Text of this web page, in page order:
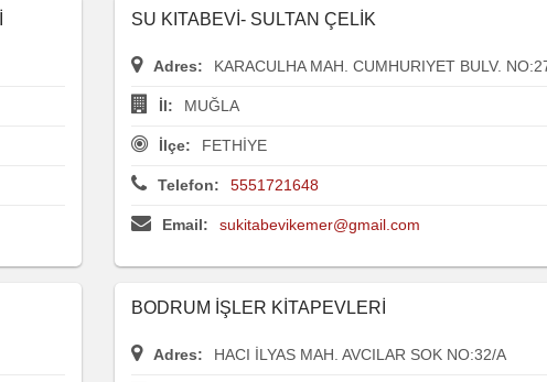
SU KITABEVİ- SULTAN ÇELİK
Adres: KARACULHA MAH. CUMHURIYET BULV.
İl: MUĞLA
İlçe: FETHİYE
Telefon: 5551721648
Email: sukitabevikemer@gmail.com
BODRUM İŞLER KİTAPEVLERİ
Adres: HACI İLYAS MAH. AVCILAR SOK NO:32/A